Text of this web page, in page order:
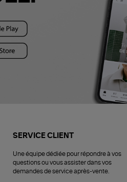
SERVICE CLIENT
Une équipe dédiée pour répondre à vos
questions ou vous assister dans vos
demandes de service après-vente.